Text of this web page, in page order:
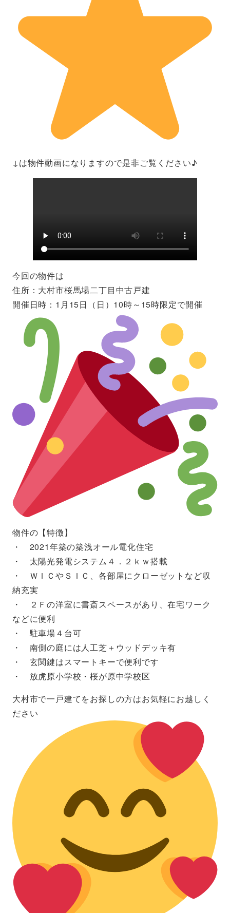
↓は物件動画になりますので是非ご覧ください♪
今回の物件は
住所：大村市桜馬場二丁目中古戸建
開催日時：1月15日（日）10時～15時限定で開催
物件の【特徴】
・ 2021年築の築浅オール電化住宅
・ 太陽光発電システム４．２ｋｗ搭載
・ ＷＩＣやＳＩＣ、各部屋にクローゼットなど収
納充実
・ ２Ｆの洋室に書斎スペースがあり、在宅ワーク
などに便利
・ 駐車場４台可
・ 南側の庭には人工芝＋ウッドデッキ有
・ 玄関鍵はスマートキーで便利です
・ 放虎原小学校・桜が原中学校区
大村市で一戸建てをお探しの方はお気軽にお越しく
ださい